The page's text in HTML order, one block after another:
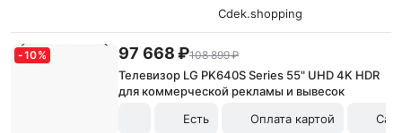
Cdek.shopping
-10% 97 668 ₽108 899 ₽
Телевизор LG PK640S Series 55" UHD 4K HDR
для коммерческой рекламы и вывесок
Есть
Оплата картой